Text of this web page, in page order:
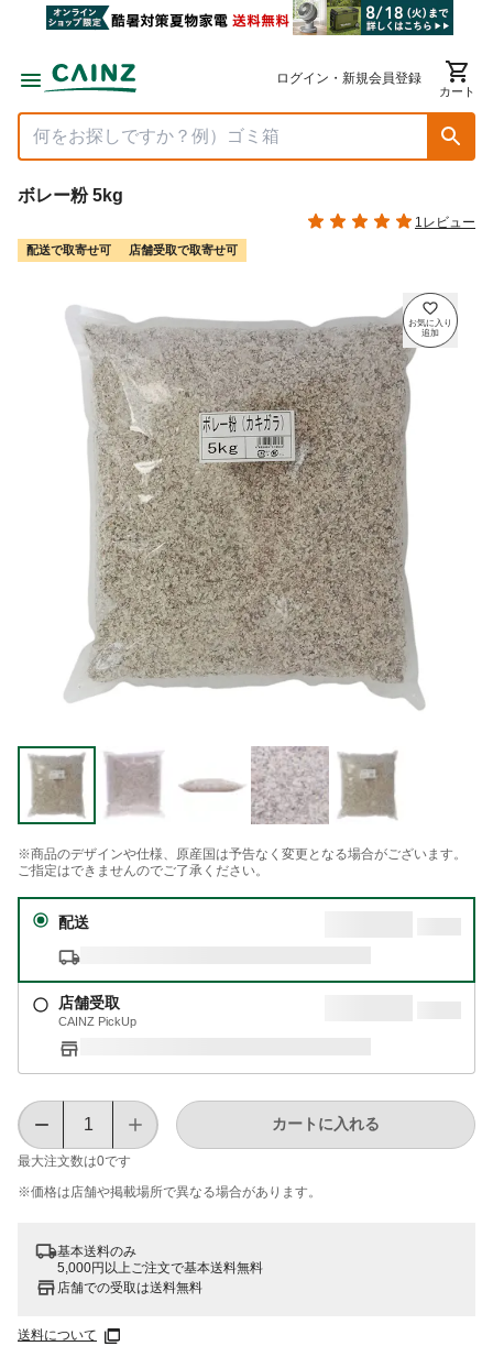
ログイン・新規会員登録
カート
ボレー粉 5kg
1レビュー
配送で取寄せ可 店舗受取で取寄せ可
※商品のデザインや仕様、原産国は予告なく変更となる場合がございます。
ご指定はできませんのでご了承ください。
配送
店舗受取
CAINZ PickUp
最大注文数は0です
カートに入れる
※価格は​店舗や​掲載場所で​異なる​場合が​あります。
基本送料のみ
5,000円以上ご注文で基本送料無料
店舗での受取は送料無料
送料について